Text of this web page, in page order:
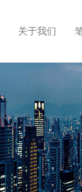
关于我们